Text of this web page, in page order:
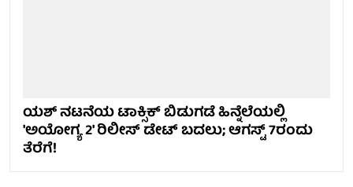
ಯಶ್ ನಟನೆಯ ಟಾಕ್ಸಿಕ್ ಬಿಡುಗಡೆ ಹಿನ್ನೆಲೆಯಲ್ಲಿ
'ಅಯೋಗ್ಯ 2' ರಿಲೀಸ್ ಡೇಟ್ ಬದಲು; ಆಗಸ್ಟ್ 7ರಂದು
ತೆರೆಗೆ!